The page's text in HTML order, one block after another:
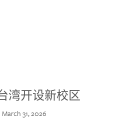
湾开设新校区
March 31, 2026